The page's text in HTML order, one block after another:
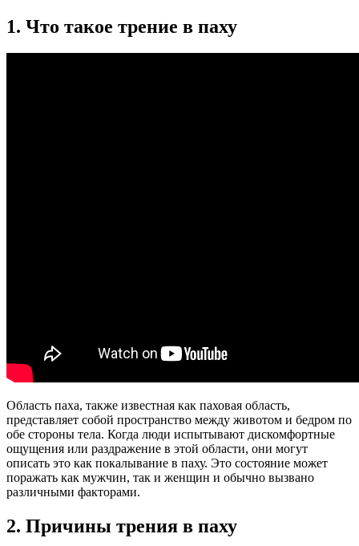
1. Что такое трение в паху
Область паха, также известная как паховая область,
представляет собой пространство между животом и бедром по
обе стороны тела. Когда люди испытывают дискомфортные
ощущения или раздражение в этой области, они могут
описать это как покалывание в паху. Это состояние может
поражать как мужчин, так и женщин и обычно вызвано
различными факторами.
2. Причины трения в паху